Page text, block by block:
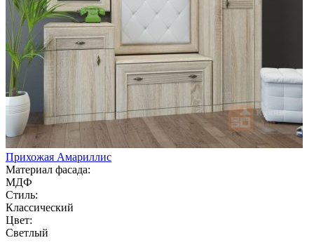
Прихожая Амариллис
Материал фасада:
МДФ
Стиль:
Классический
Цвет:
Светлый